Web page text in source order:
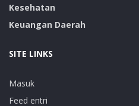
Kesehatan
Keuangan Daerah
SITE LINKS
Masuk
Feed entri